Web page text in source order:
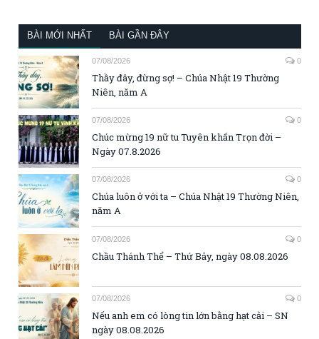
BÀI MỚI NHẤT BÀI GẦN ĐÂY
07/08/2026 0
Thầy đây, đừng sợ! – Chúa Nhật 19 Thường
Niên, năm A
07/08/2026 0
Chúc mừng 19 nữ tu Tuyên khấn Trọn đời –
Ngày 07.8.2026
07/08/2026 0
Chúa luôn ở với ta – Chúa Nhật 19 Thường Niên,
năm A
07/08/2026 0
Chầu Thánh Thể – Thứ Bảy, ngày 08.08.2026
07/08/2026 0
Nếu anh em có lòng tin lớn bằng hạt cải – SN
ngày 08.08.2026